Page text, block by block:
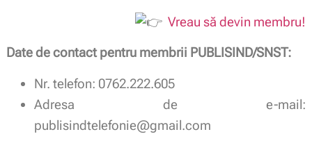
Vreau să devin membru!
Date de contact pentru membrii PUBLISIND/SNST:
Nr. telefon: 0762.222.605
Adresa de e-mail:
publisindtelefonie@gmail.com